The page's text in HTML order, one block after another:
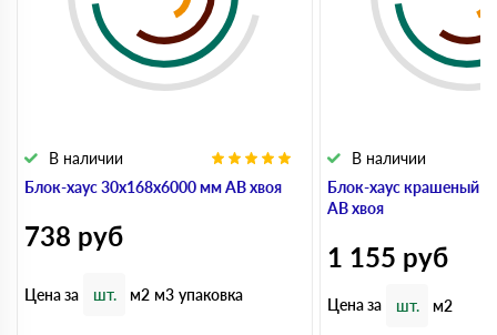
Блок-хаус 30x168x6000 мм АВ хвоя
В наличии
738 руб
Цена за шт. м2 м3 упаковка
Блок-хаус крашеный
АВ хвоя
В наличии
1 155 руб
Цена за шт. м2